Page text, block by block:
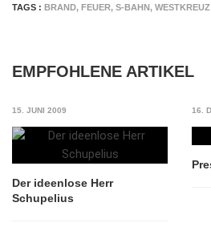
TAGS : BRAND, FEUER, S-BAHN, WESTKREUZ
EMPFOHLENE ARTIKEL
15. JUNI 2009
Der ideenlose Herr
Schupelius
16.